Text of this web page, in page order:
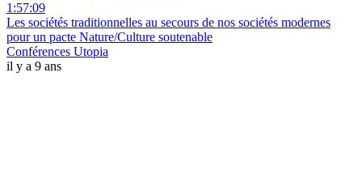
1:57:09
Les sociétés traditionnelles au secours de nos sociétés modernes
pour un pacte Nature/Culture soutenable
Conférences Utopia
il y a 9 ans